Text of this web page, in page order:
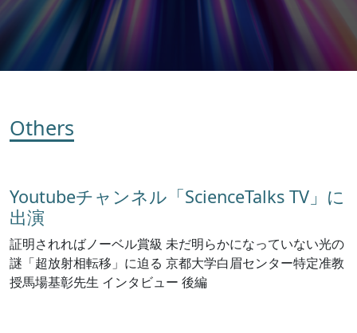
Others
Youtubeチャンネル「ScienceTalks TV」に
出演
証明されればノーベル賞級 未だ明らかになっていない光の
謎「超放射相転移」に迫る 京都大学白眉センター特定准教
授馬場基彰先生 インタビュー 後編